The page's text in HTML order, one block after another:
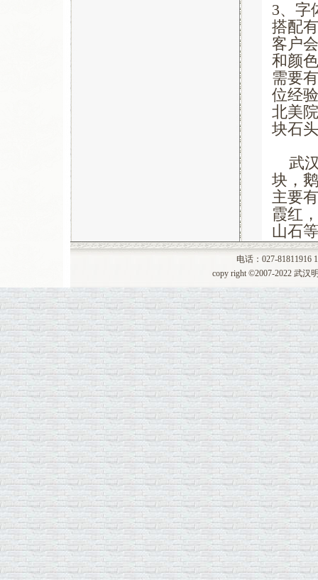
3、字
搭配
客户
和颜
需要
位经
北美
块石
武汉
块，
主要
霞红
山石
电话：027-81811916
copy right ©2007-2022 武汉